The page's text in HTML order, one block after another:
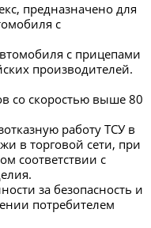
предназначено для
с
с прицепами
производителей.
со скоростью выше 80
работу ТСУ в
в торговой сети, при
соответствии с
за безопасность и
потребителем